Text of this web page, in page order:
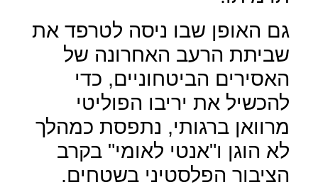
גם האופן שבו ניסה לטרפד את
שביתת הרעב האחרונה של
האסירים הביטחוניים, כדי
להכשיל את יריבו הפוליטי
מרוואן ברגותי, נתפסת כמהלך
לא הוגן ו"אנטי לאומי" בקרב
הציבור הפלסטיני בשטחים.